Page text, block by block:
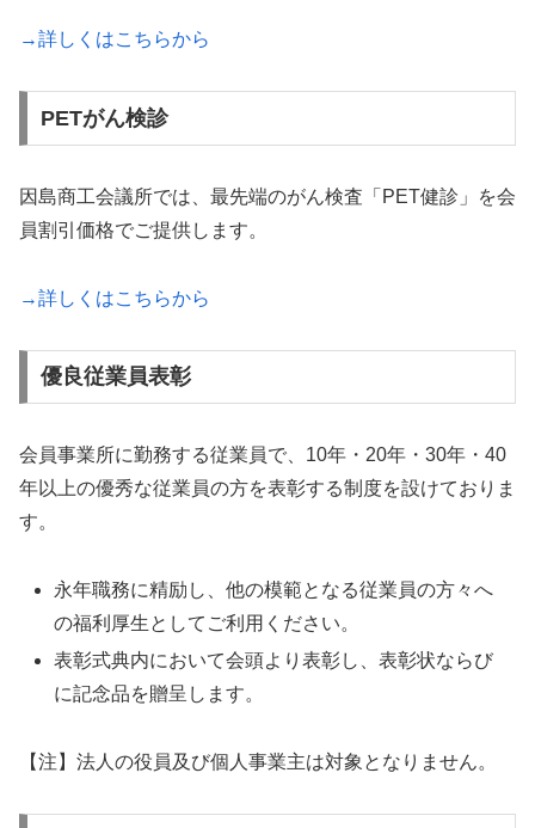
→詳しくはこちらから
PETがん検診
因島商工会議所では、最先端のがん検査「PET健診」を会
員割引価格でご提供します。
→詳しくはこちらから
優良従業員表彰
会員事業所に勤務する従業員で、10年・20年・30年・40
年以上の優秀な従業員の方を表彰する制度を設けておりま
す。
永年職務に精励し、他の模範となる従業員の方々へ
の福利厚生としてご利用ください。
表彰式典内において会頭より表彰し、表彰状ならび
に記念品を贈呈します。
【注】法人の役員及び個人事業主は対象となりません。